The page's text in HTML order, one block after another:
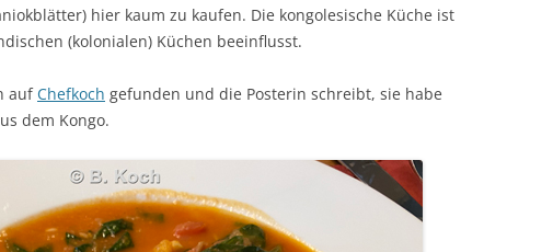
hier kaum zu kaufen. Die kongolesische Küche ist
(kolonialen) Küchen beeinflusst.
aufChefkoch gefunden und die Posterin schreibt, sie habe
dem Kongo.